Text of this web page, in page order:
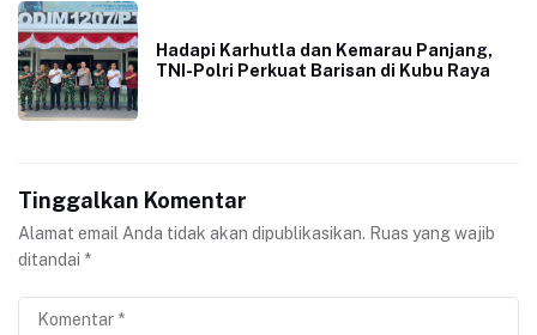
Hadapi Karhutla dan Kemarau Panjang,
TNI-Polri Perkuat Barisan di Kubu Raya
Tinggalkan Komentar
Alamat email Anda tidak akan dipublikasikan. Ruas yang wajib
ditandai *